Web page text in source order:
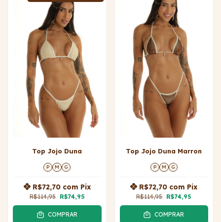
Top Jojo Duna
P M G
R$114,95 R$74,95
R$72,70 com Pix
COMPRAR
Top Jojo Duna Marron
P M G
R$114,95 R$74,95
R$72,70 com Pix
COMPRAR